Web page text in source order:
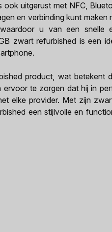
uitgerust met NFC,
en verbinding kunt maken
u van een snelle
zwart refurbished is een
product, wat betekent
ervoor te zorgen dat hij in
elke provider. Met zijn
een stijlvolle en